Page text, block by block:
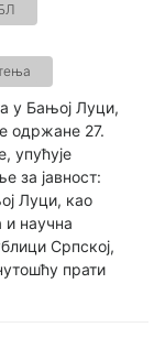
у Бањој Луци,
одржане 27.
упућује
за јавност:
Луци, као
и научна
Српској,
прати